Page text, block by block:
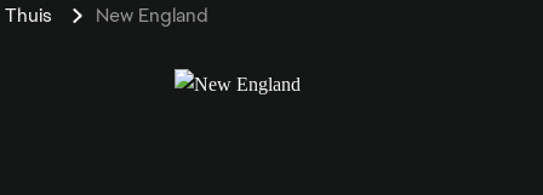
Thuis New England